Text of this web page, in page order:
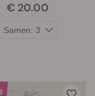
€ 20.00